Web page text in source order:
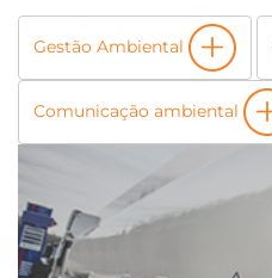
Gestão Ambiental
Comunicação ambiental